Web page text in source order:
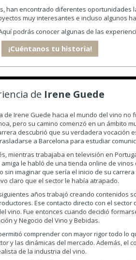
han encontrado diferentes oportunidades
muy interesantes e incluso algunos
podrás conocer algunas de las
¡Cuéntanos tu historia!
de Irene Guede
de Irene Guede hacia el mundo del vino
pero su camino comenzó en un ámbito
descubrió que su verdadera vocación
a Barcelona para estudiar
mientras trabajaba en televisión en
amiga le habló de una tienda online de
sin imaginar que sería el inicio de su
claro que el sector le había atrapado.
años trabajó creando contenidos
Ese contacto directo con el
vino. Fue entonces cuando decidió
y Negocio del Vino y Bebidas.
comprender con mayor rigor todo lo
y las dinámicas del mercado. Además,
de la industria del vino.